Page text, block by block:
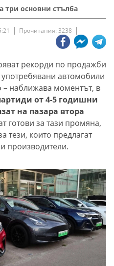
три основни стълба
Прочитания: 3238
рекорди по продажби
автомобили
наближава моментът, в
от 4-5 годишни
на пазара втора
готови за тази промяна,
тези, които предлагат
производители.